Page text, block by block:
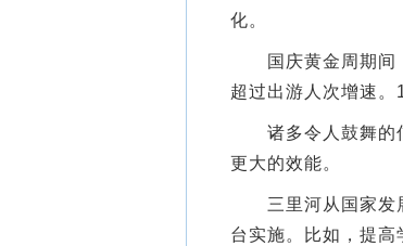
化。
国庆黄金周期间，
超过出游人次增速。
诸多令人鼓舞的信
更大的效能。
三里河从国家发展
台实施。比如，提